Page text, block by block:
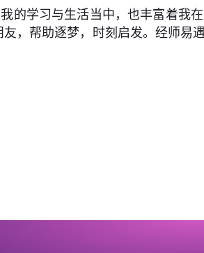
的学习与生活当中，也丰富着我
，帮助逐梦，时刻启发。经师